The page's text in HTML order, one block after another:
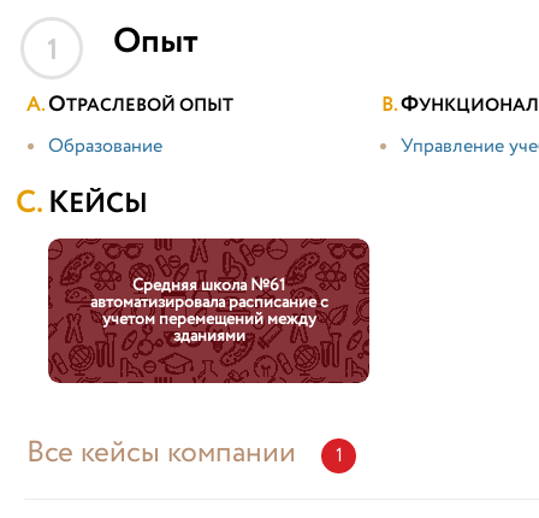
1 Опыт
ОТРАСЛЕВОЙ ОПЫТ
Образование
Ф
Управление
КЕЙСЫ
Средняя школа №61
автоматизировала расписание с
учетом перемещений между
зданиями
Все кейсы компании 1